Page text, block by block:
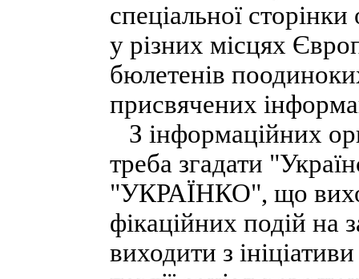
спеціальної
у різних місцях
бюлетенів
присвячених
З інформаційних
треба згадати
"УКРАЇНКО", що
фікаційних подій на
виходити з